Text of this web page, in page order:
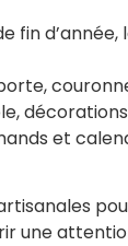
fin d’année,
et
une